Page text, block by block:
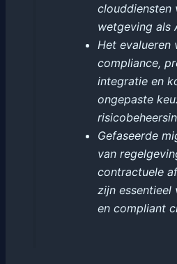
clouddiensten
wetgeving als
Het evalueren
compliance,
integratie en
ongepaste
Gefaseerde
van
contractuele
zijn essentieel
en compliant